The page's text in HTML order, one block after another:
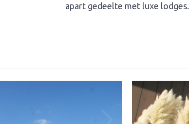
apart gedeelte met luxe lodges.